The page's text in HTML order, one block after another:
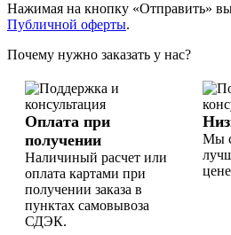
Нажимая на кнопку «Отправить»
Публичной оферты.
Почему нужно заказать у нас?
Оплата при
получении
Наличиный расчет или
оплата картами при
получении заказа в
пунктах самовывоза
СДЭК.
Мы